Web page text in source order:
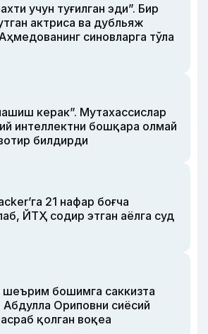
учун туғилган эди”. Бир
актриса ва дубльяж
синовларга тўла
керак”. Мутахассислар
интеллектни бошқара олмай
билдирди
21 нафар боғча
ЙТҲ содир этган аёлга суд
шеърим бошимга саккизта
Абдулла Ориповни сиёсий
қолган воқеа